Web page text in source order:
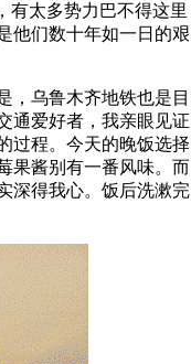
有太多势力巴不得这里
他们数十年如一日的艰
，乌鲁木齐地铁也是目
通爱好者，我亲眼见证
过程。今天的晚饭选择
果酱别有一番风味。而
深得我心。饭后洗漱完